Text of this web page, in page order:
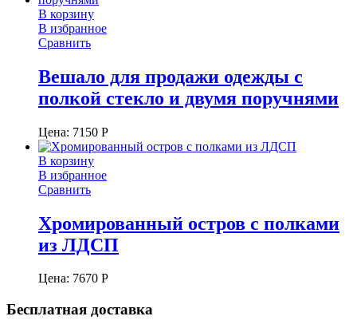
В корзину
В избранное
Сравнить
Вешало для продажи одежды с
полкой стекло и двумя поручнями
Цена: 7150 Р
В корзину
В избранное
Сравнить
Хромированный остров с полками
из ЛДСП
Цена: 7670 Р
Бесплатная доставка